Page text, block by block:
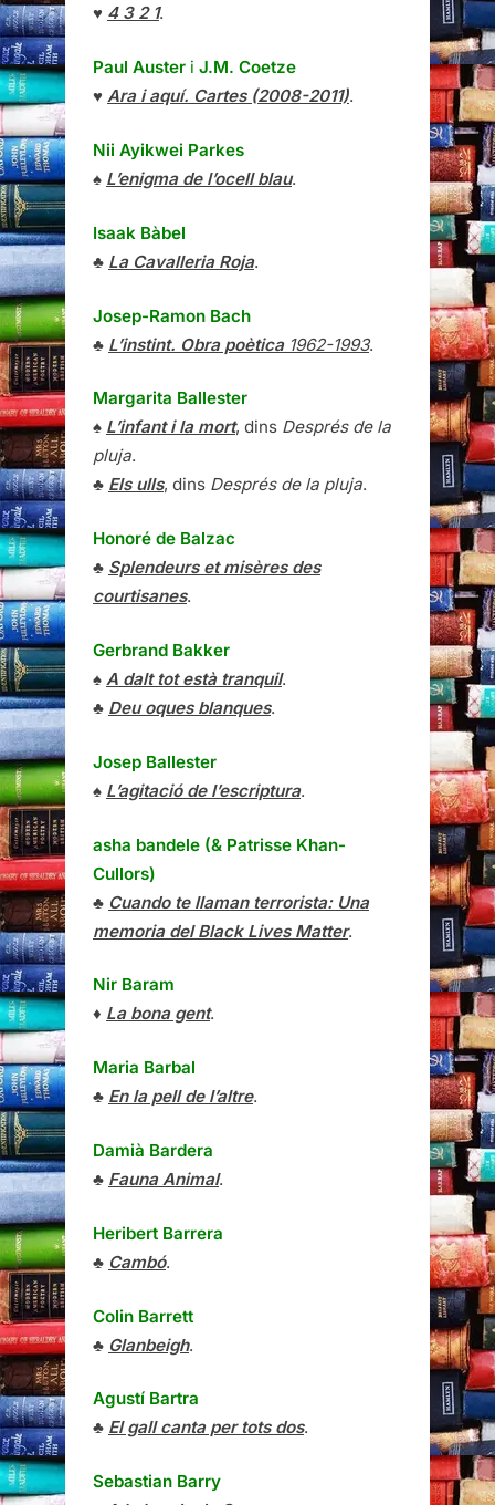
♥ 4 3 2 1.
Paul Auster i J.M. Coetze
♥ Ara i aquí. Cartes (2008-2011).
Nii Ayikwei Parkes
♠ L’enigma de l’ocell blau.
Isaak Bàbel
♣ La Cavalleria Roja.
Josep-Ramon Bach
♣ L’instint. Obra poètica1962-1993.
Margarita Ballester
♠ L’infant i la mort, dins Després de la
pluja.
♣ Els ulls, dins Després de la pluja.
Honoré de Balzac
♣ Splendeurs et misères des
courtisanes.
Gerbrand Bakker
♠ A dalt tot està tranquil.
♣ Deu oques blanques.
Josep Ballester
♠ L’agitació de l’escriptura.
asha bandele (& Patrisse Khan-
Cullors)
♣ Cuando te llaman terrorista: Una
memoria del Black Lives Matter.
Nir Baram
♦ La bona gent.
Maria Barbal
♣ En la pell de l’altre.
Damià Bardera
♣ Fauna Animal.
Heribert Barrera
♣ Cambó.
Colin Barrett
♣ Glanbeigh.
Agustí Bartra
♣ El gall canta per tots dos.
Sebastian Barry